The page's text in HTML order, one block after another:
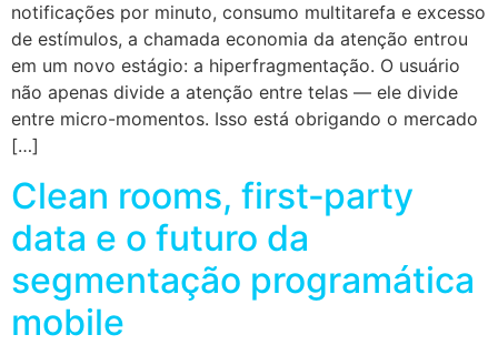
notificações por minuto, consumo multitarefa e excesso
de estímulos, a chamada economia da atenção entrou
em um novo estágio: a hiperfragmentação. O usuário
não apenas divide a atenção entre telas — ele divide
entre micro-momentos. Isso está obrigando o mercado
[…]
Clean rooms, first‑party
data e o futuro da
segmentação programática
mobile